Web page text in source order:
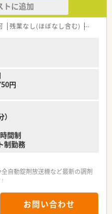
トに追加
残業なし(ほぼなし含む) 転勤な
円
）
間制
制勤務
自動錠剤放送機など最新の調剤
、施設への訪問も行っています。
立地にあります。
お問い合わせ